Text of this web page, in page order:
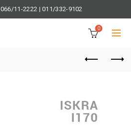
066/11-2222 |011/332-9102
0